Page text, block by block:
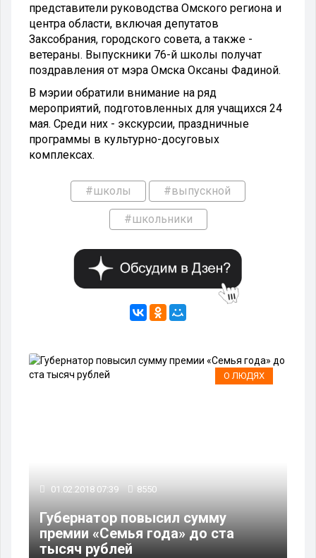
представители руководства Омского региона и
центра области, включая депутатов
Заксобрания, городского совета, а также -
ветераны. Выпускники 76-й школы получат
поздравления от мэра Омска Оксаны Фадиной.
В мэрии обратили внимание на ряд
мероприятий, подготовленных для учащихся 24
мая. Среди них - экскурсии, праздничные
программы в культурно-досуговых
комплексах.
#школы #выпускной
#школьники
О ЛЮДЯХ
01.02.2018 07:39 8550
Губернатор повысил сумму
премии «Семья года» до ста
тысяч рублей